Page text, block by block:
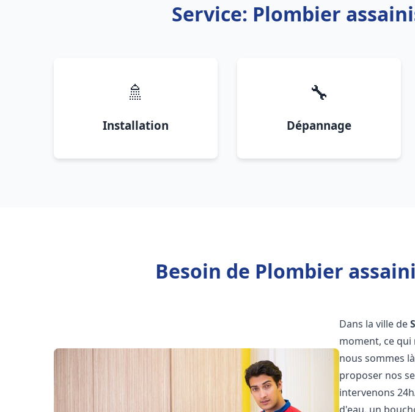
Service: Plombier
🚿
Installation
🔧
Dépannage
Besoin de Plombier
Dans la ville de
moment, ce
nous sommes
proposer nos
intervenons